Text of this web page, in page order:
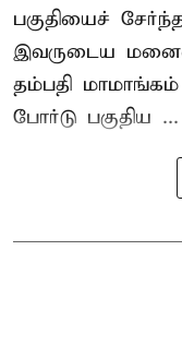
பகுதியைச்
இவருடைய
தம்பதி
போர்டு பகுதிய ...